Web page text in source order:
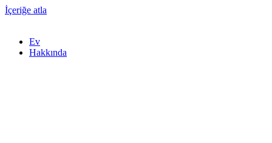
İçeriğe atla
Ev
Hakkında